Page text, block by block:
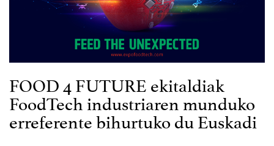
FOOD 4 FUTURE ekitaldiak
FoodTech industriaren munduko
erreferente bihurtuko du Euskadi